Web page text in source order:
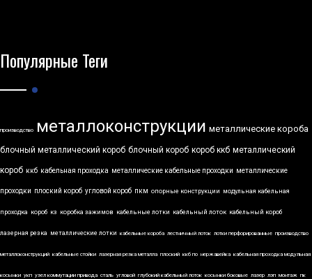
Популярные Теги
производство металлоконструкции металлические короба
блочный металлический короб блочный короб короб ккб металлический
короб ккб кабельная проходка металлические кабельные проходки металлические
проходки плоский короб угловой короб пкм опорные конструкции модульная кабельная
проходка короб кз коробка зажимов кабельные лотки кабельный лоток кабельный короб
лазерная резка металлические лотки кабельные короба лестничный лоток лотки перфорированные производство
металлоконструкций кабельные стойки лазерная резка металла плоский ккб по нержавейка кабельная проходка модульная
косынки укп узел коммутации привода сталь угловой глубокий кабельный лоток косынки боковые лазер лэп монтаж пк